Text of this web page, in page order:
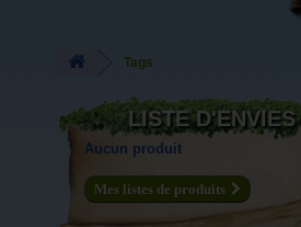
Tags
LISTE D'ENVIES
Aucun produit
Mes listes de produits